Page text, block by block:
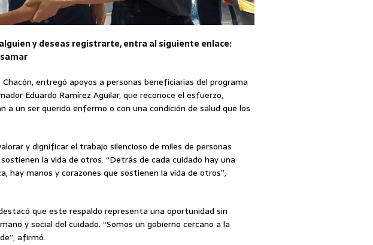
y deseas registrarte, entra al siguiente enlace:
entregó apoyos a personas beneficiarias del programa
Eduardo Ramírez Aguilar, que reconoce el esfuerzo,
a un ser querido enfermo o con una condición de salud que los
y dignificar el trabajo silencioso de miles de personas
la vida de otros. “Detrás de cada cuidado hay una
hay manos y corazones que sostienen la vida de otros”,
que este respaldo representa una oportunidad sin
y social del cuidado. “Somos un gobierno cercano a la
afirmó.